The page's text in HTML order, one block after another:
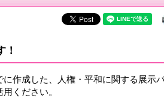
！
作成した、人権・平和に関する展示
ください。